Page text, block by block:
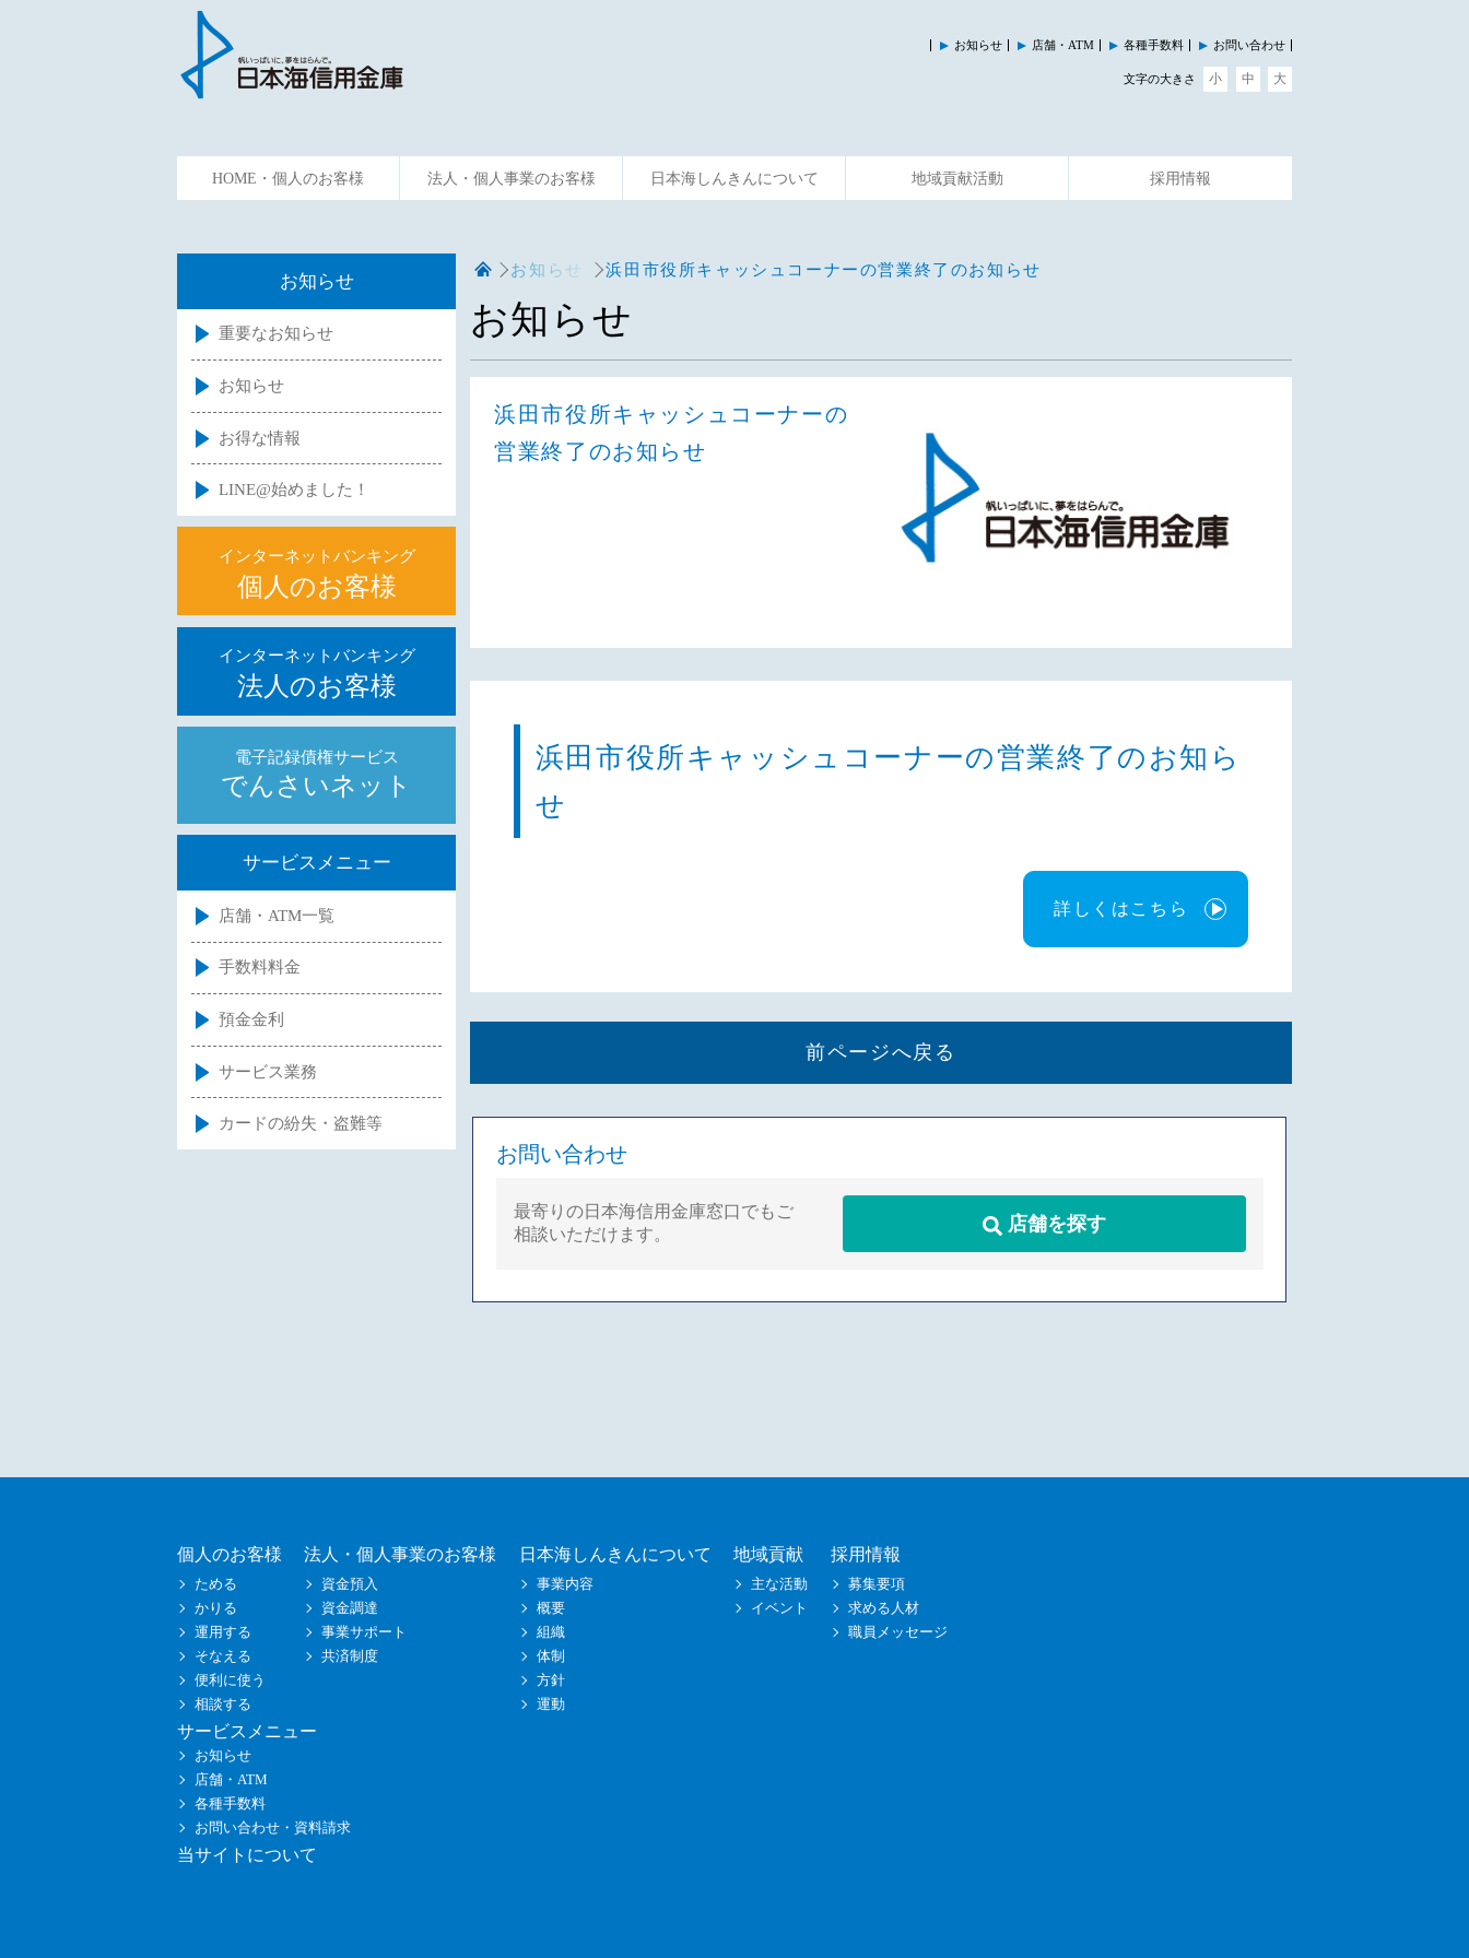
お知らせ 店舗・ATM 各種手数料 お問い合わせ
文字の大きさ 小 中 大
HOME・個人のお客様 法人・個人事業のお客様 日本海しんきんについて 地域貢献活動 採用情報
お知らせ 浜田市役所キャッシュコーナーの営業終了のお知らせ
お知らせ
浜田市役所キャッシュコーナーの
営業終了のお知らせ
浜田市役所キャッシュコーナーの営業終了のお知ら
せ
詳しくはこちら
前ページへ戻る
お知らせ
重要なお知らせ
お知らせ
お得な情報
LINE@始めました！
インターネットバンキング
個人のお客様
インターネットバンキング
法人のお客様
電子記録債権サービス
でんさいネット
サービスメニュー
店舗・ATM一覧
手数料料金
預金金利
サービス業務
カードの紛失・盗難等
お問い合わせ
最寄りの日本海信用金庫窓口でもご
相談いただけます。
店舗を探す
個人のお客様
ためる
かりる
運用する
そなえる
便利に使う
相談する
法人・個人事業のお客様
資金預入
資金調達
事業サポート
共済制度
日本海しんきんについて
事業内容
概要
組織
体制
方針
運動
地域貢献
主な活動
イベント
採用情報
募集要項
求める人材
職員メッセージ
サービスメニュー
お知らせ
店舗・ATM
各種手数料
お問い合わせ・資料請求
当サイトについて